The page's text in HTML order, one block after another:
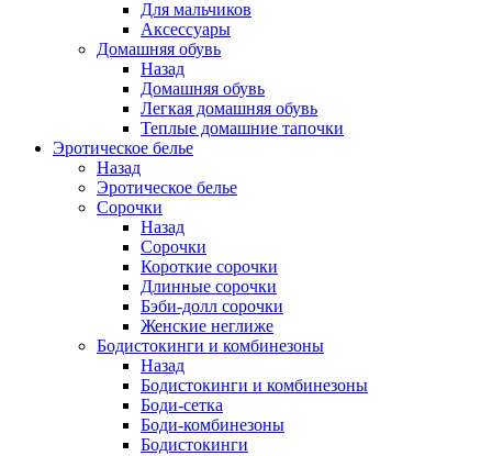
Для мальчиков
Аксессуары
Домашняя обувь
Назад
Домашняя обувь
Легкая домашняя обувь
Теплые домашние тапочки
Эротическое белье
Назад
Эротическое белье
Сорочки
Назад
Сорочки
Короткие сорочки
Длинные сорочки
Бэби-долл сорочки
Женские неглиже
Бодистокинги и комбинезоны
Назад
Бодистокинги и комбинезоны
Боди-сетка
Боди-комбинезоны
Бодистокинги